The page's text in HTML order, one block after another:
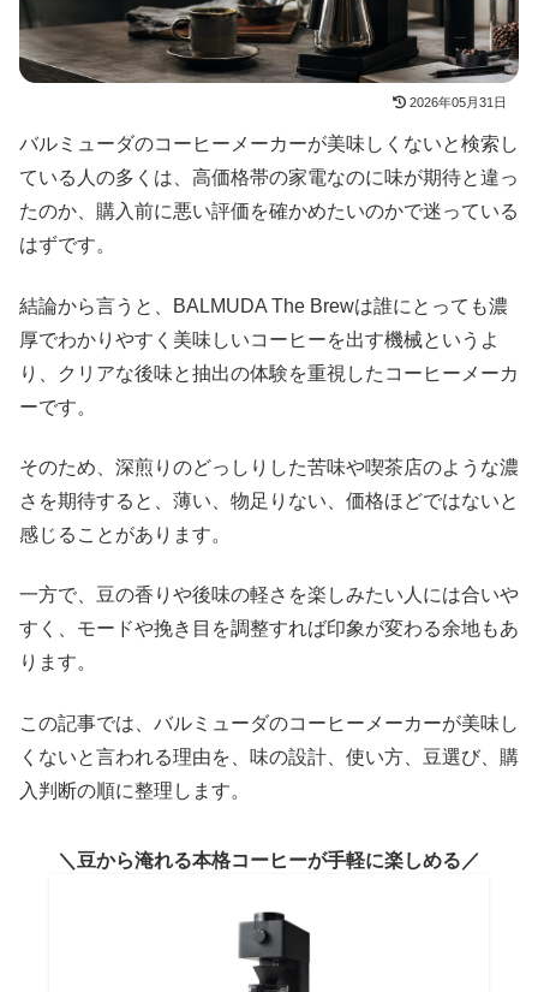
2026年05月31日
バルミューダのコーヒーメーカーが美味しくないと検索し
ている人の多くは、高価格帯の家電なのに味が期待と違っ
たのか、購入前に悪い評価を確かめたいのかで迷っている
はずです。
結論から言うと、BALMUDA The Brewは誰にとっても濃
厚でわかりやすく美味しいコーヒーを出す機械というよ
り、クリアな後味と抽出の体験を重視したコーヒーメーカ
ーです。
そのため、深煎りのどっしりした苦味や喫茶店のような濃
さを期待すると、薄い、物足りない、価格ほどではないと
感じることがあります。
一方で、豆の香りや後味の軽さを楽しみたい人には合いや
すく、モードや挽き目を調整すれば印象が変わる余地もあ
ります。
この記事では、バルミューダのコーヒーメーカーが美味し
くないと言われる理由を、味の設計、使い方、豆選び、購
入判断の順に整理します。
豆から淹れる本格コーヒーが手軽に楽しめる